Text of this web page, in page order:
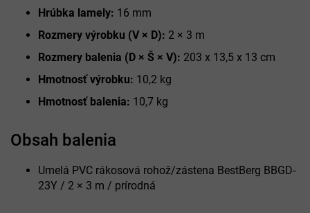
Obsah balenia
Umelá PVC rákosová rohož/zástena BestBerg BBGD-
23Y / 2 × 3 m / prírodná
Hrúbka lamely: 16 mm
Rozmery výrobku (V × D): 2 × 3 m
Rozmery balenia (D × Š × V): 203 x 13,5 x 13 cm
Hmotnosť výrobku: 10,2 kg
Hmotnosť balenia: 10,7 kg